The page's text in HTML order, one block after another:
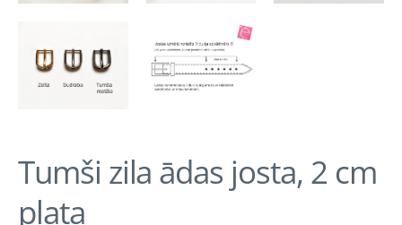
Tumši zila ādas josta, 2 cm
plata